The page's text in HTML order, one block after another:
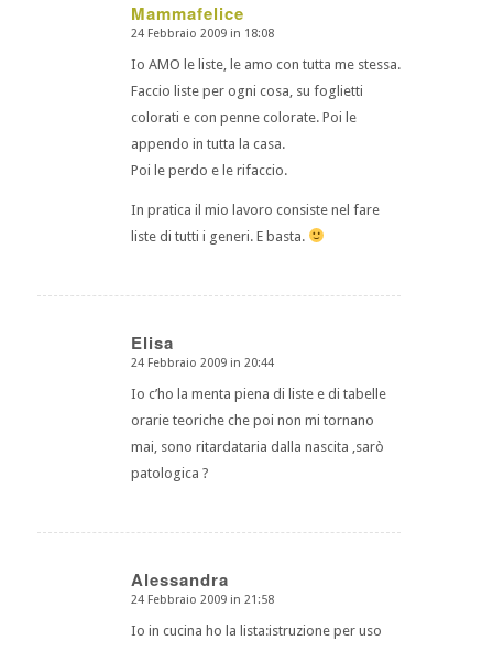
Mammafelice
dice:
24 Febbraio 2009 in 18:08
Io AMO le liste, le amo con tutta me stessa.
Faccio liste per ogni cosa, su foglietti
colorati e con penne colorate. Poi le
appendo in tutta la casa.
Poi le perdo e le rifaccio.
In pratica il mio lavoro consiste nel fare
liste di tutti i generi. E basta.
Elisa
dice:
24 Febbraio 2009 in 20:44
Io c’ho la menta piena di liste e di tabelle
orarie teoriche che poi non mi tornano
mai, sono ritardataria dalla nascita ,sarò
patologica ?
Alessandra
dice:
24 Febbraio 2009 in 21:58
Io in cucina ho la lista:istruzione per uso